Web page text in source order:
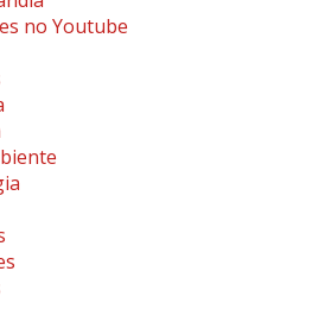
no Youtube